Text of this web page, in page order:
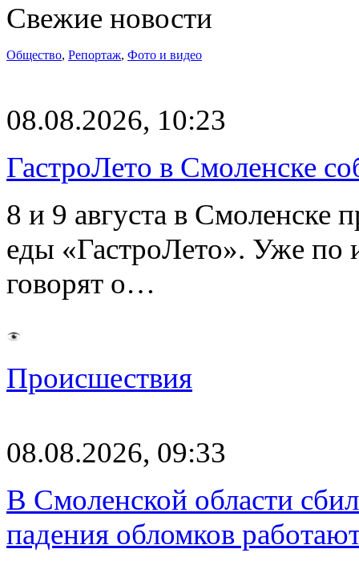
Свежие новости
Общество, Репортаж, Фото и видео
08.08.2026, 10:23
ГастроЛето в Смоленске
8 и 9 августа в Смоленске
еды «ГастроЛето». Уже по
говорят о…
Происшествия
08.08.2026, 09:33
В Смоленской области
падения обломков